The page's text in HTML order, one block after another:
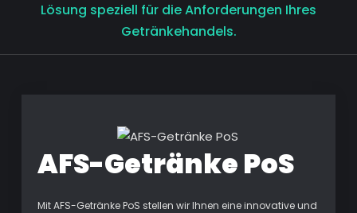
Lösung speziell für die Anforderungen Ihres
Getränkehandels.
AFS-Getränke PoS
Mit AFS-Getränke PoS stellen wir Ihnen eine innovative und